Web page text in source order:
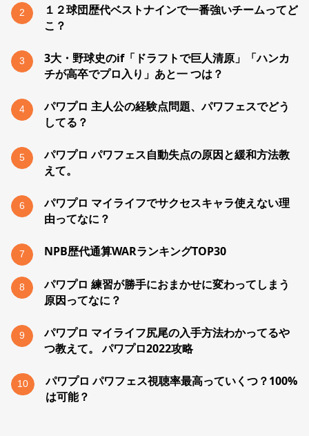
2
１２球団歴代ベストナインで一番強いチームってど
こ？
3
3大・野球史のif「ドラフトで巨人清原」「ハンカ
チが高卒でプロ入り」あと一 つは？
4
パワプロ 主人公の経験点問題、パワフェスでどう
してる？
5
パワプロ パワフェス自動失点の原因と緩和方法教
えて。
6
パワプロ マイライフでサクセスキャラ使えない理
由ってなに？
7 NPB歴代通算WARランキングTOP30
8
パワプロ 練習が勝手におまかせに変わってしまう
原因ってなに？
9
パワプロ マイライフ尻尾の入手方法わかってるや
つ教えて。 パワプロ2022攻略
10
パワプロ パワフェス視聴率最高っていくつ？100%
は可能？